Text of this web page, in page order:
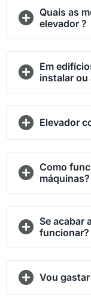
Quais as
elevador ?
Em
instalar ou
Elevador
Como
máquinas?
Se acabar
funcionar?
Vou